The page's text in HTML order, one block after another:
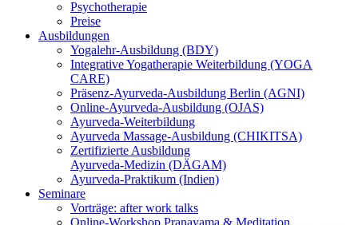
Psychotherapie
Preise
Ausbildungen
Yogalehr-Ausbildung (BDY)
Integrative Yogatherapie Weiterbildung (YOGA
CARE)
Präsenz-Ayurveda-Ausbildung Berlin (AGNI)
Online-Ayurveda-Ausbildung (OJAS)
Ayurveda-Weiterbildung
Ayurveda Massage-Ausbildung (CHIKITSA)
Zertifizierte Ausbildung
Ayurveda-Medizin (DÄGAM)
Ayurveda-Praktikum (Indien)
Seminare
Vorträge: after work talks
Online-Workshop Pranayama & Meditation